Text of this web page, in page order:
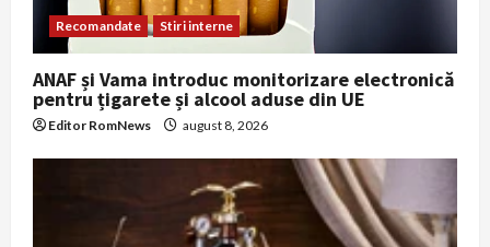
Recomandate Stiri interne
ANAF și Vama introduc monitorizare electronică
pentru țigarete și alcool aduse din UE
Editor RomNews august 8, 2026